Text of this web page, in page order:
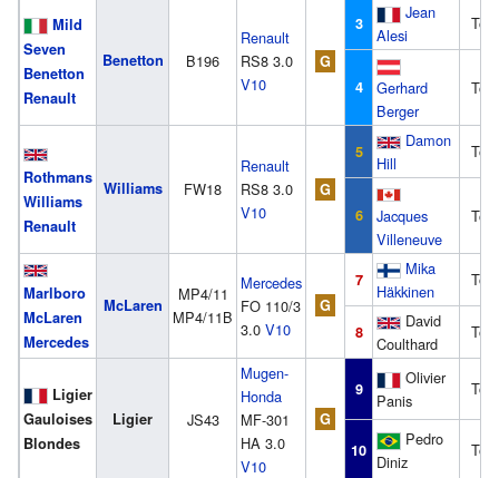
Mild
Seven
Benetton
Renault
Benetton B196
Renault
RS8 3.0
V10
G
3
Jean
Alesi
4
Gerhard
Berger
Rothmans
Williams
Renault
Williams FW18
Renault
RS8 3.0
V10
G
5
Damon
Hill
6
Jacques
Villeneuve
Marlboro
McLaren
Mercedes
McLaren
MP4/11
MP4/11B
Mercedes
FO 110/3
3.0 V10
G
7
Mika
Häkkinen
8
David
Coulthard
Ligier
Gauloises
Blondes
Ligier JS43
Mugen-
Honda
MF-301
HA 3.0
V10
G
9
Olivier
Panis
10
Pedro
Diniz